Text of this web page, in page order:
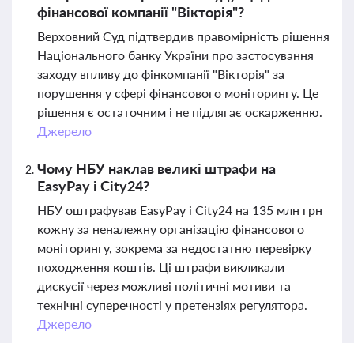
фінансової компанії "Вікторія"?
Верховний Суд підтвердив правомірність рішення
Національного банку України про застосування
заходу впливу до фінкомпанії "Вікторія" за
порушення у сфері фінансового моніторингу. Це
рішення є остаточним і не підлягає оскарженню.
Джерело
Чому НБУ наклав великі штрафи на
EasyPay і City24?
НБУ оштрафував EasyPay і City24 на 135 млн грн
кожну за неналежну організацію фінансового
моніторингу, зокрема за недостатню перевірку
походження коштів. Ці штрафи викликали
дискусії через можливі політичні мотиви та
технічні суперечності у претензіях регулятора.
Джерело